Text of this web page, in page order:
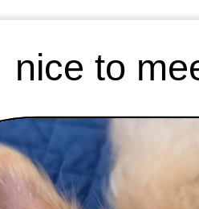
nice to